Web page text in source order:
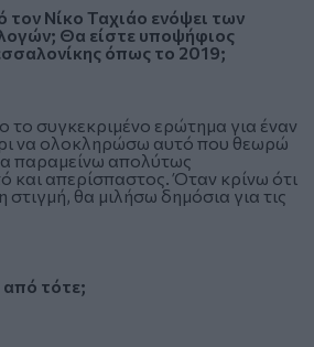
τον Νίκο Ταχιάο ενόψει των
Θα είστε υποψήφιος
όπως το 2019;
συγκεκριμένο ερώτημα για έναν
να ολοκληρώσω αυτό που θεωρώ
παραμείνω απολύτως
και απερίσπαστος. Όταν κρίνω ότι
στιγμή, θα μιλήσω δημόσια για τις
από τότε;